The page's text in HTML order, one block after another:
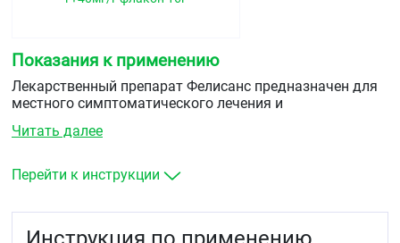
Показания к применению
Лекарственный препарат Фелисанс предназначен для
местного симптоматического лечения и
уха без перфорации барабанной перепонки:
острое воспаление среднего уха
воспаление среднего уха как осложнение после
называемый баротравматический отит).
Читать далее
Перейти к инструкции